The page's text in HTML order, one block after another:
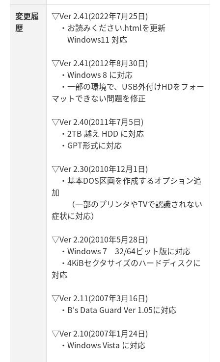
変更履
歴
▽Ver 2.41(2022年7月25日)
・お読みください.htmlを更新
Windows11 対応
▽Ver 2.41(2012年8月30日)
・Windows 8 に対応
・一部の環境で、USB外付けHDをフォー
マットできない問題を修正
▽Ver 2.40(2011年7月5日)
・2TB 越え HDD に対応
・GPT形式に対応
▽Ver 2.30(2010年12月1日)
・基本DOS区画を作成するオプション追
加
（一部のプリンタやTVで認識されない
症状に対応）
▽Ver 2.20(2010年5月28日)
・Windows 7 32/64ビット版に対応
・4KiBセクタサイズのハードディスクに
対応
▽Ver 2.11(2007年3月16日)
・B's Data Guard Ver 1.05に対応
▽Ver 2.10(2007年1月24日)
・Windows Vista に対応